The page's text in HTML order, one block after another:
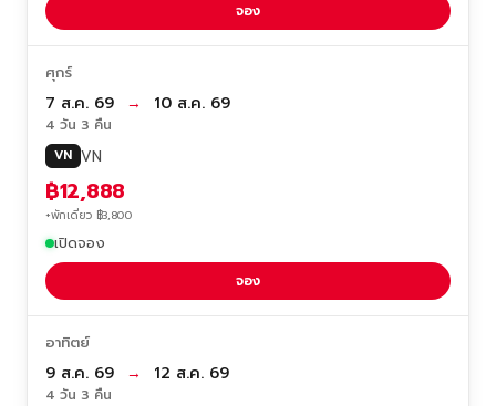
จอง
ศุกร์
7 ส.ค. 69 → 10 ส.ค. 69
4 วัน 3 คืน
VN VN
฿12,888
+พักเดี่ยว ฿3,800
เปิดจอง
จอง
อาทิตย์
9 ส.ค. 69 → 12 ส.ค. 69
4 วัน 3 คืน